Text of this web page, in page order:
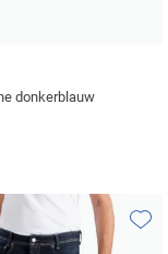
donkerblauw